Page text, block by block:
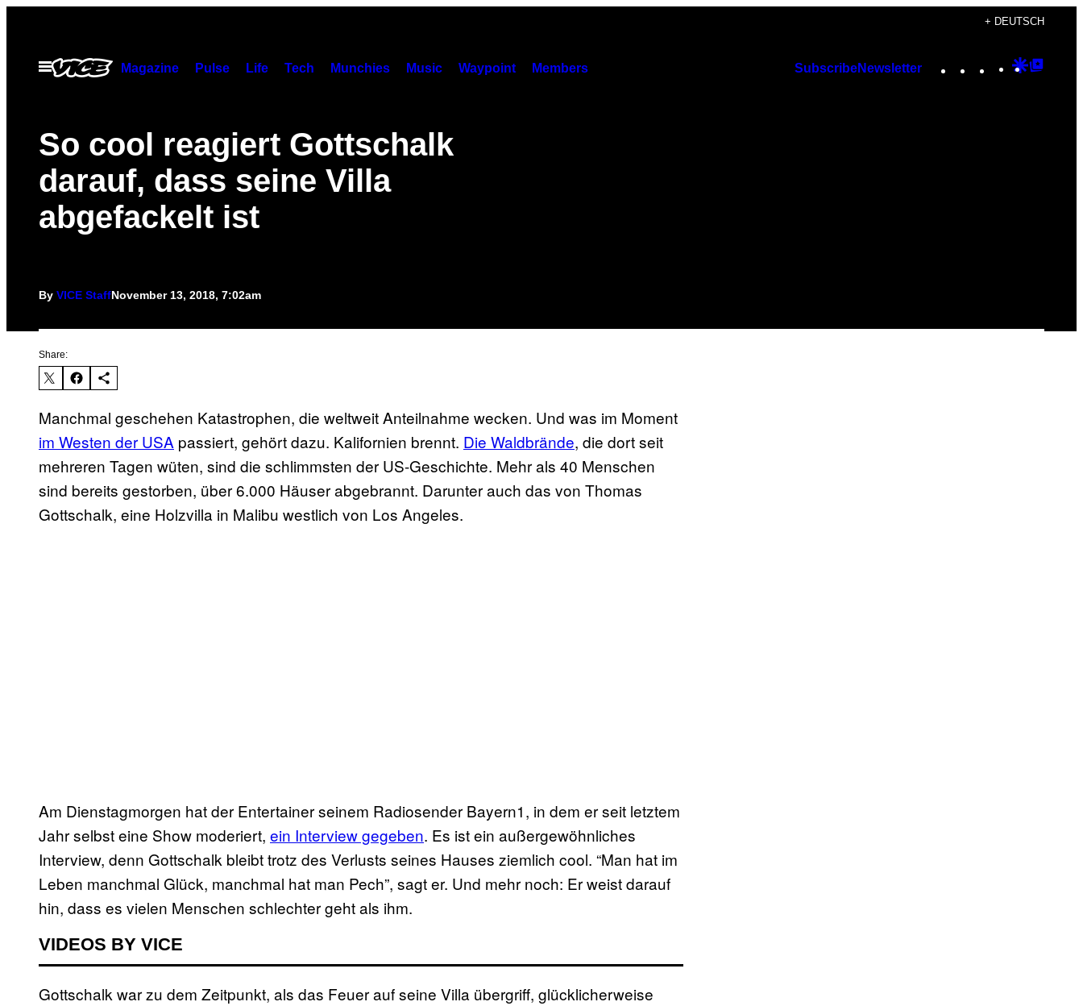
content
+ DEUTSCH
Open
Menu
Magazine Pulse Life Tech Munchies Music Waypoint Members SubscribeNewsletter Instagram
TikTok
YouTube
Google
So cool reagiert Gottschalk
darauf, dass seine Villa
abgefackelt ist
By VICE StaffNovember 13, 2018, 7:02am
Share:
Manchmal geschehen Katastrophen, die weltweit Anteilnahme wecken. Und was im Moment
im Westen der USA passiert, gehört dazu. Kalifornien brennt. Die Waldbrände, die dort seit
mehreren Tagen wüten, sind die schlimmsten der US-Geschichte. Mehr als 40 Menschen
sind bereits gestorben, über 6.000 Häuser abgebrannt. Darunter auch das von Thomas
Gottschalk, eine Holzvilla in Malibu westlich von Los Angeles.
Am Dienstagmorgen hat der Entertainer seinem Radiosender Bayern1, in dem er seit letztem
Jahr selbst eine Show moderiert, ein Interview gegeben. Es ist ein außergewöhnliches
Interview, denn Gottschalk bleibt trotz des Verlusts seines Hauses ziemlich cool. “Man hat im
Leben manchmal Glück, manchmal hat man Pech”, sagt er. Und mehr noch: Er weist darauf
hin, dass es vielen Menschen schlechter geht als ihm.
VIDEOS BY VICE
Gottschalk war zu dem Zeitpunkt, als das Feuer auf seine Villa übergriff, glücklicherweise